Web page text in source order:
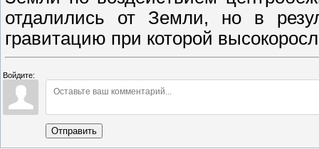
отдалились от Земли, но в
гравитацию при которой
Войдите:
Отправить